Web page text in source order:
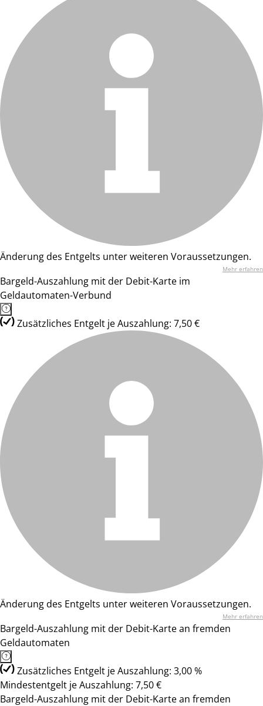
Änderung des Entgelts unter weiteren Voraussetzungen.
Mehr erfahren
Bargeld-Auszahlung mit der Debit-Karte im
Geldautomaten-Verbund
Zusätzliches Entgelt je Auszahlung: 7,50 €
Änderung des Entgelts unter weiteren Voraussetzungen.
Mehr erfahren
Bargeld-Auszahlung mit der Debit-Karte an fremden
Geldautomaten
Zusätzliches Entgelt je Auszahlung: 3,00 %
Mindestentgelt je Auszahlung: 7,50 €
Bargeld-Auszahlung mit der Debit-Karte an fremden